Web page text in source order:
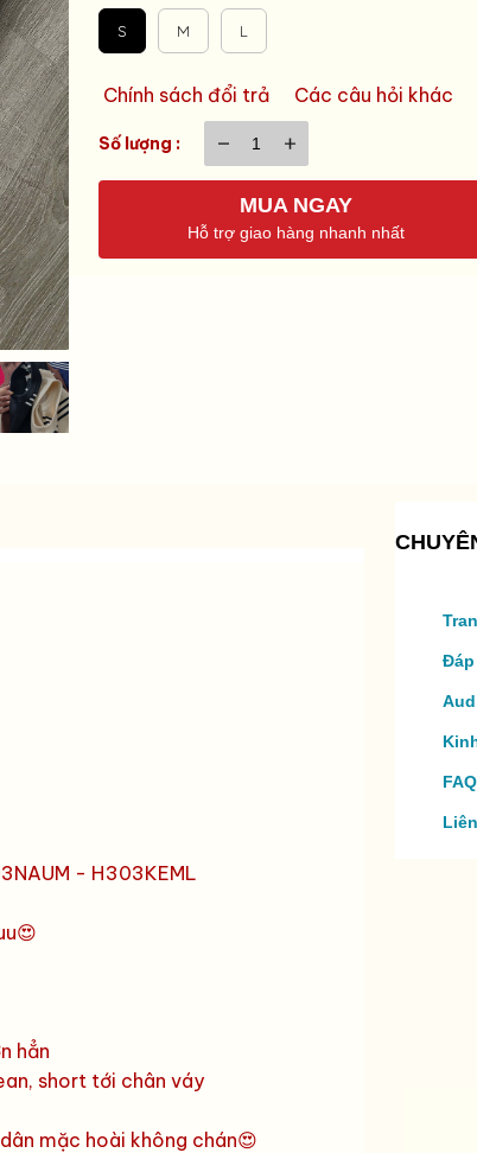
Chính sách đổi trả Các câu hỏi khác
Số lượng :
MUA NGAY
Hỗ trợ giao hàng nhanh nhất
S M L
- H303KEML
hẳn
short tới chân váy
mặc hoài không chán😍